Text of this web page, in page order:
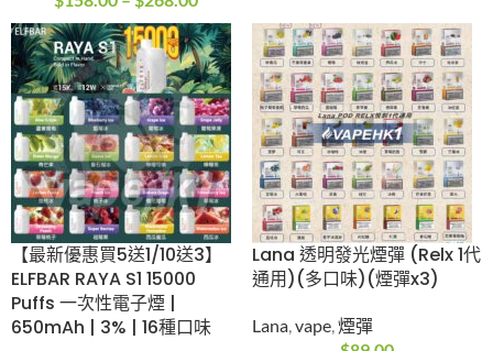
彈
$119.00
Snowplus 雪加積木
Swift 15000口可換彈
WHATSAPP
+852-5147 3445